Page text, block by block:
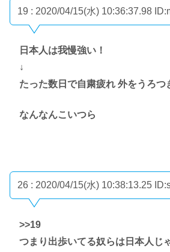
19 : 2020/04/15(水) 10:36:37.98
日本人は我慢強い！
↓
たった数日で自粛疲れ 外をうろつ
なんなんこいつら
26 : 2020/04/15(水) 10:38:13.25
>>19
つまり出歩いてる奴らは日本人じ